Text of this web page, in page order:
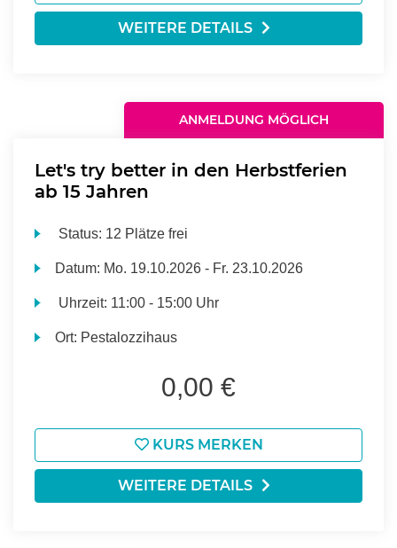
WEITERE DETAILS
ANMELDUNG MÖGLICH
Let's try better in den Herbstferien
ab 15 Jahren
Status: 12 Plätze frei
Datum: Mo. 19.10.2026 - Fr. 23.10.2026
Uhrzeit: 11:00 - 15:00 Uhr
Ort: Pestalozzihaus
0,00 €
KURS MERKEN
WEITERE DETAILS